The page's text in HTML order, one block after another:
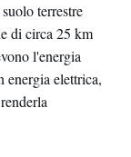
terrestre
di circa 25 km
l'energia
energia elettrica,